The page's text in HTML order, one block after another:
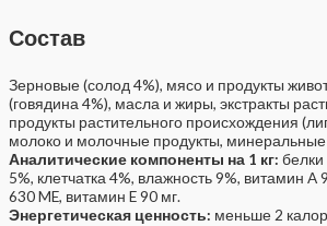
Состав
Зерновые (солод 4%), мясо и продукты
(говядина 4%), масла и жиры, экстракты
продукты растительного происхождения
молоко и молочные продукты, минеральные
Аналитические компоненты на 1 кг:
5%, клетчатка 4%, влажность 9%, витамин A
630 ME, витамин E 90 мг.
Энергетическая ценность: меньше 2